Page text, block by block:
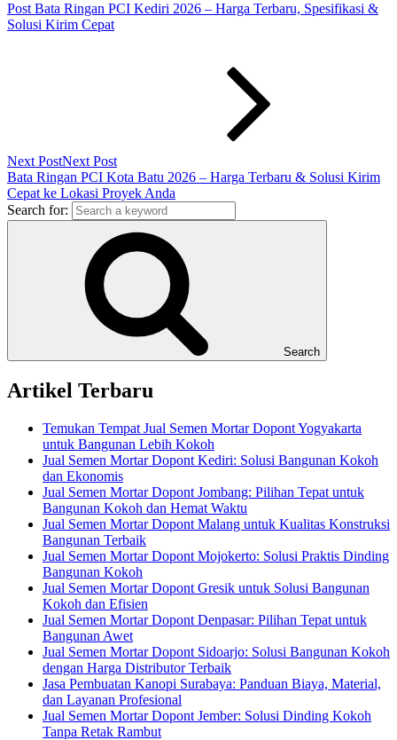
Post Bata Ringan PCI Kediri 2026 – Harga Terbaru, Spesifikasi &
Solusi Kirim Cepat
Next PostNext Post
Bata Ringan PCI Kota Batu 2026 – Harga Terbaru & Solusi Kirim
Cepat ke Lokasi Proyek Anda
Search for:
Search
Artikel Terbaru
Temukan Tempat Jual Semen Mortar Dopont Yogyakarta
untuk Bangunan Lebih Kokoh
Jual Semen Mortar Dopont Kediri: Solusi Bangunan Kokoh
dan Ekonomis
Jual Semen Mortar Dopont Jombang: Pilihan Tepat untuk
Bangunan Kokoh dan Hemat Waktu
Jual Semen Mortar Dopont Malang untuk Kualitas Konstruksi
Bangunan Terbaik
Jual Semen Mortar Dopont Mojokerto: Solusi Praktis Dinding
Bangunan Kokoh
Jual Semen Mortar Dopont Gresik untuk Solusi Bangunan
Kokoh dan Efisien
Jual Semen Mortar Dopont Denpasar: Pilihan Tepat untuk
Bangunan Awet
Jual Semen Mortar Dopont Sidoarjo: Solusi Bangunan Kokoh
dengan Harga Distributor Terbaik
Jasa Pembuatan Kanopi Surabaya: Panduan Biaya, Material,
dan Layanan Profesional
Jual Semen Mortar Dopont Jember: Solusi Dinding Kokoh
Tanpa Retak Rambut